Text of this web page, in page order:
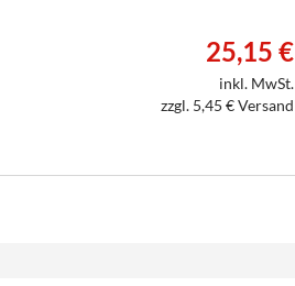
25,15 €
inkl. MwSt.
zzgl. 5,45 € Versand